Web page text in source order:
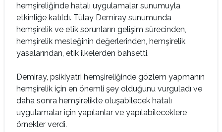
hemşireliğinde hatalı uygulamalar sunumuyla
etkinliğe katıldı. Tülay Demiray sunumunda
hemşirelik ve etik sorunların gelişim sürecinden,
hemşirelik mesleğinin değerlerinden, hemşirelik
yasalarından, etik ilkelerden bahsetti.
Demiray, psikiyatri hemşireliğinde gözlem yapmanın
hemşirelik için en önemli şey olduğunu vurguladı ve
daha sonra hemşirelikte oluşabilecek hatalı
uygulamalar için yapılanlar ve yapılabileceklere
örnekler verdi.